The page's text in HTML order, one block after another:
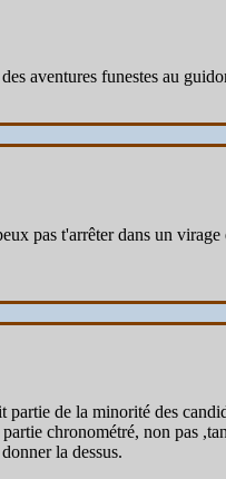
aventures funestes au
pas t'arrêter dans un
de la minorité des
chronométré, non pas
la dessus.